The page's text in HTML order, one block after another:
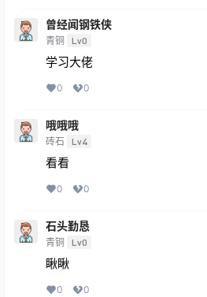
曾经闻钢铁侠
青铜 Lv0
学习大佬
0 0
哦哦哦
砖石 Lv4
看看
0 0
石头勤恳
青铜 Lv0
瞅瞅
0 0